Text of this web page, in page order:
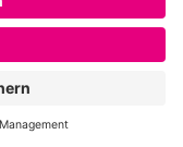
Seit 2009 schreibt